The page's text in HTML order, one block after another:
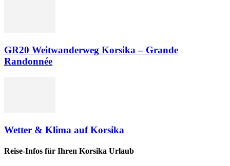
GR20 Weitwanderweg Korsika – Grande
Randonnée
Wetter & Klima auf Korsika
Reise-Infos für Ihren Korsika Urlaub